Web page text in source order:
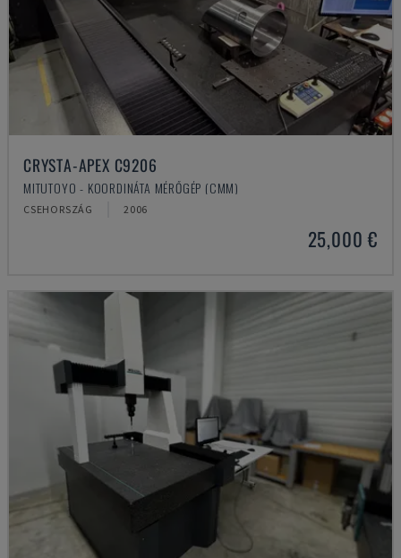
CRYSTA-APEX C9206
MITUTOYO - KOORDINÁTA MÉRŐGÉP (CMM)
CSEHORSZÁG 2006
25,000 €